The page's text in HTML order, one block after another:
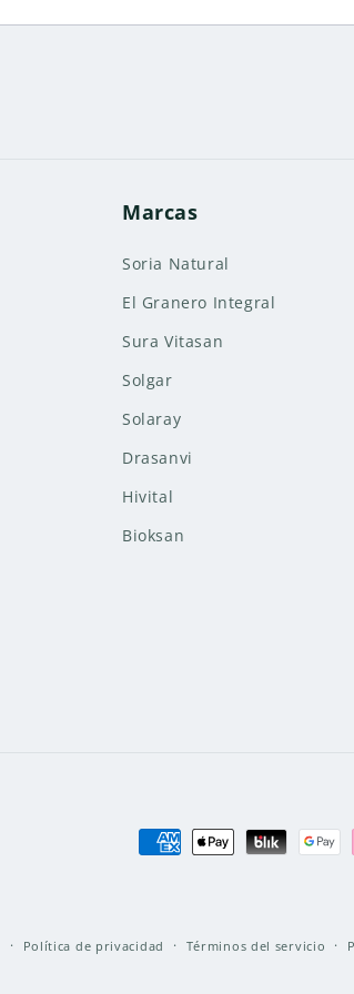
Marcas
Soria Natural
El Granero Integral
Sura Vitasan
Solgar
Solaray
Drasanvi
Hivital
Bioksan
Formas
Política de privacidad Términos del servicio